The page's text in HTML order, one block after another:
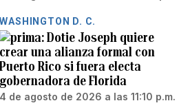
WASHINGTON D. C.
Dotie Joseph quiere
crear una alianza formal con
Puerto Rico si fuera electa
gobernadora de Florida
4 de agosto de 2026 a las 11:10 p.m.